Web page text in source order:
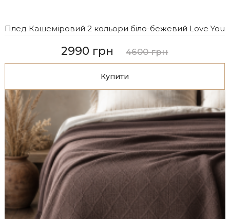
Плед Кашеміровий 2 кольори біло-бежевий Love You
2990 грн 4600 грн
Купити